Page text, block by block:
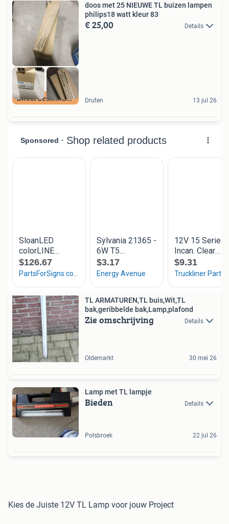
Direct beschikbaar
doos met 25 NIEUWE TL buizen lampen
philips18 watt kleur 83
€ 25,00 Details
Druten 13 jul 26
TL ARMATUREN,TL buis,Wit,TL
bak,geribbelde bak,Lamp,plafond
Zie omschrijving Details
Oldemarkt 30 mei 26
Lamp met TL lampje
Bieden Details
Polsbroek 22 jul 26
Kies de Juiste 12V TL Lamp voor jouw Project